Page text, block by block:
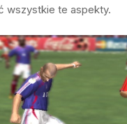
wszystkie te aspekty.